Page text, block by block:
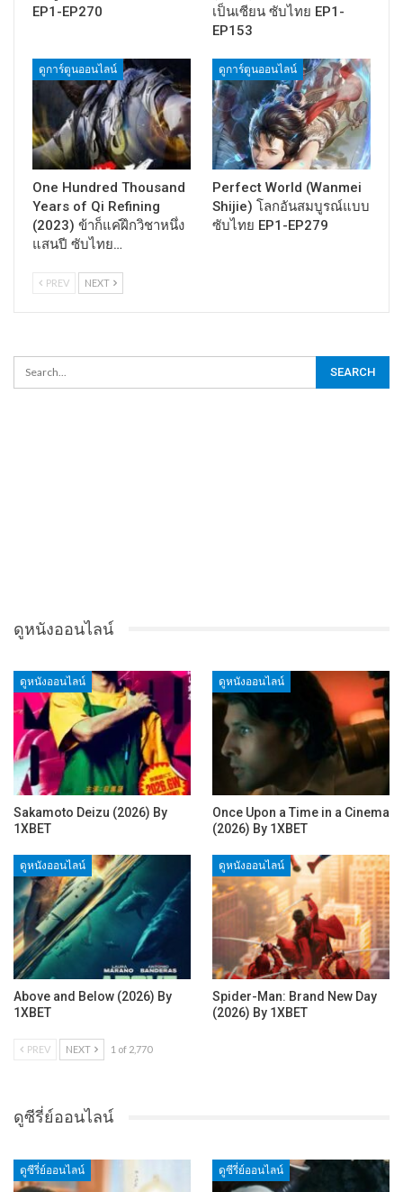
EP1-EP270
เป็นเซียน ซับไทย EP1-
EP153
ดูการ์ตูนออนไลน์
One Hundred Thousand
Years of Qi Refining
(2023) ข้าก็แค่ฝึกวิชาหนึ่ง
แสนปี ซับไทย…
ดูการ์ตูนออนไลน์
Perfect World (Wanmei
Shijie) โลกอันสมบูรณ์แบบ
ซับไทย EP1-EP279
PREV NEXT
ดูหนังออนไลน์
ดูหนังออนไลน์
Sakamoto Deizu (2026) By
1XBET
ดูหนังออนไลน์
Once Upon a Time in a Cinema
(2026) By 1XBET
ดูหนังออนไลน์
Above and Below (2026) By
1XBET
ดูหนังออนไลน์
Spider-Man: Brand New Day
(2026) By 1XBET
PREV NEXT 1 of 2,770
ดูซีรี่ย์ออนไลน์
ดูซีรี่ย์ออนไลน์ ดูซีรี่ย์ออนไลน์